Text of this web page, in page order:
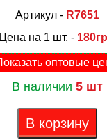
Артикул - R7651
Цена на 1 шт. -
оптовые
В наличии 5 шт
В корзину